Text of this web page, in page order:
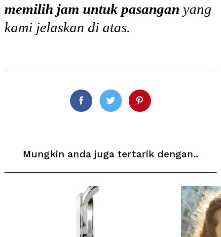
memilih jam untuk pasangan yang
kami jelaskan di atas.
FacebookTwitterPinterest
Mungkin anda juga tertarik dengan..